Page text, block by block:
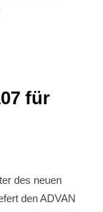
für
des neuen
den ADVAN